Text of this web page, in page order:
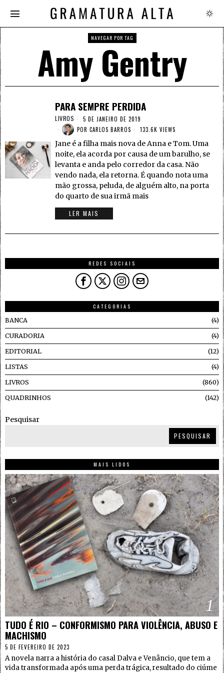
NAVEGAR POR TAG
Amy Gentry
PARA SEMPRE PERDIDA
LIVROS
5 DE JANEIRO DE 2019
POR CARLOS BARROS 133.6K VIEWS
Jane é a filha mais nova de Anna e Tom. Uma
noite, ela acorda por causa de um barulho, se
levanta e anda pelo corredor da casa. Não
vendo nada, ela retorna. É quando nota uma
mão grossa, peluda, de alguém alto, na porta
do quarto de sua irmã mais
LER MAIS
REDES SOCIAIS
CATEGORIAS
BANCA
4
CURADORIA 4
EDITORIAL 12
LISTAS 4
LIVROS 860
QUADRINHOS 142
Pesquisar
PESQUISAR
MAIS LIDOS
1
TUDO É RIO – CONFORMISMO PARA VIOLÊNCIA, ABUSO E
MACHISMO
5 DE FEVEREIRO DE 2023
A novela narra a história do casal Dalva e Venâncio, que tem a
vida transformada após uma perda trágica, resultado do ciúme